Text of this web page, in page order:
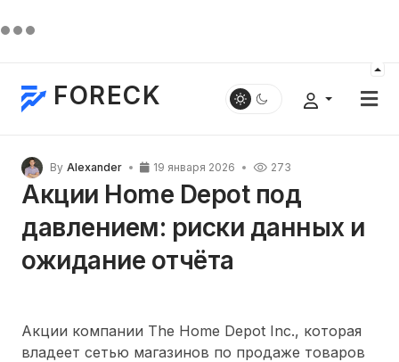
FORECK
By Alexander 19 января 2026 273
Акции Home Depot под
давлением: риски данных и
ожидание отчёта
Акции компании The Home Depot Inc., которая
владеет сетью магазинов по продаже товаров